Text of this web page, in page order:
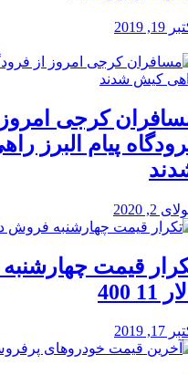
19, 2019
کرجی امروز
پیام البرز
2, 2020
قیمت
400
17, 2019